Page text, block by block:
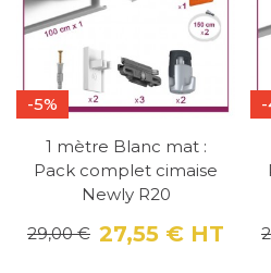
toute sécurité. N'hésitez
système d'accrochage
qualité pour mettre en
d'art et décorer votre
-5%
1 mètre Blanc mat :
Pack complet cimaise
Newly R20
27,55 € HT Prix
29,00 €